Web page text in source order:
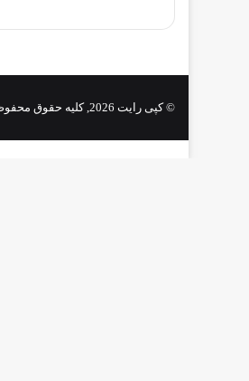
© کپی رایت 2026, کلیه حقوق محفوظ است |